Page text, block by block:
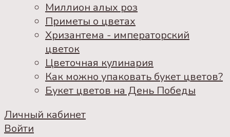
Миллион алых роз
Приметы о цветах
Хризантема - императорский
цветок
Цветочная кулинария
Как можно упаковать букет цветов?
Букет цветов на День Победы
Личный кабинет
Войти